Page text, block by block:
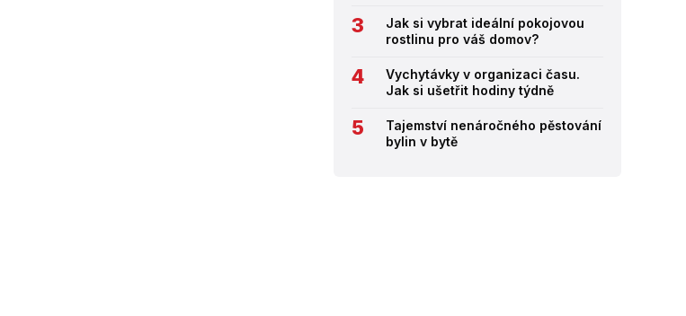
Jak si vybrat ideální pokojovou
rostlinu pro váš domov?
Vychytávky v organizaci času.
Jak si ušetřit hodiny týdně
Tajemství nenáročného pěstování
bylin v bytě